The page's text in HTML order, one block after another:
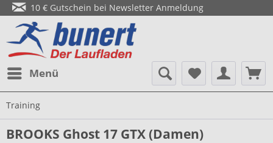
10 € Gutschein bei Newsletter Anmeldung
Menü
Training
BROOKS Ghost 17 GTX (Damen)